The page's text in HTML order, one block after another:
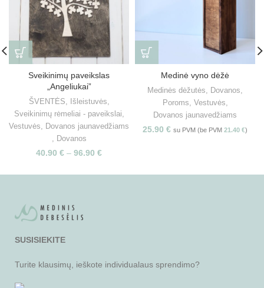
Sveikinimų paveikslas
„Angeliukai”
ŠVENTĖS Išleistuvės
Sveikinimų rėmeliai - paveikslai
Vestuvės
Dovanos jaunavedžiams
Dovanos
40.90 € – 96.90 €
Medinė vyno dėžė
Medinės dėžutės Dovanos
Poroms Vestuvės
Dovanos jaunavedžiams
25.90 € su PVM (be PVM 21.40 €)
SUSISIEKITE
Turite klausimų, ieškote individualaus sprendimo?